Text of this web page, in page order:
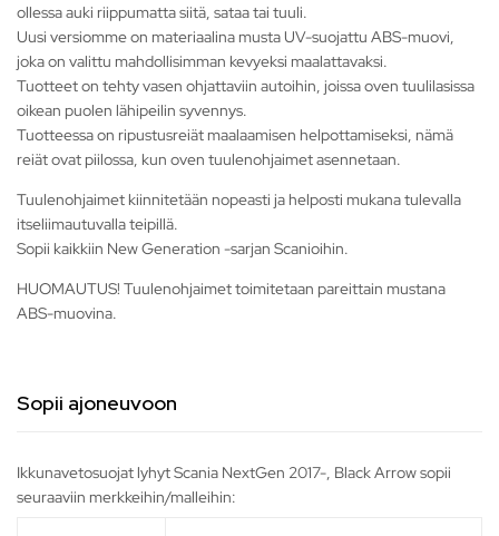
ollessa auki riippumatta siitä, sataa tai tuuli.
Uusi versiomme on materiaalina musta UV-suojattu ABS-muovi,
joka on valittu mahdollisimman kevyeksi maalattavaksi.
Tuotteet on tehty vasen ohjattaviin autoihin, joissa oven tuulilasissa
oikean puolen lähipeilin syvennys.
Tuotteessa on ripustusreiät maalaamisen helpottamiseksi, nämä
reiät ovat piilossa, kun oven tuulenohjaimet asennetaan.
Tuulenohjaimet kiinnitetään nopeasti ja helposti mukana tulevalla
itseliimautuvalla teipillä.
Sopii kaikkiin New Generation -sarjan Scanioihin.
HUOMAUTUS! Tuulenohjaimet toimitetaan pareittain mustana
ABS-muovina.
Sopii ajoneuvoon
Ikkunavetosuojat lyhyt Scania NextGen 2017-, Black Arrow sopii
seuraaviin merkkeihin/malleihin: